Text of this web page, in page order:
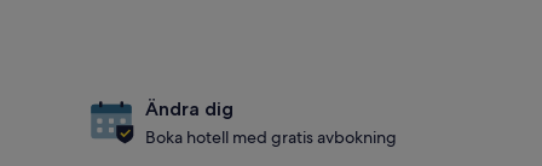
Ändra dig
Boka hotell med gratis avbokning